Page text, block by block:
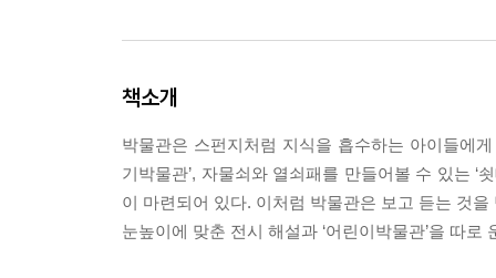
책소개
박물관은 스펀지처럼 지식을 흡수하는 아이들에
기박물관’, 자물쇠와 열쇠패를 만들어볼 수 있는 ‘
이 마련되어 있다. 이처럼 박물관은 보고 듣는 것
눈높이에 맞춘 전시 해설과 ‘어린이박물관’을 따로